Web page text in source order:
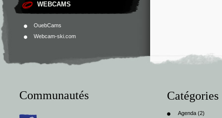
WEBCAMS
OuebCams
Webcam-ski.com
Communautés Catégories
Agenda (2)